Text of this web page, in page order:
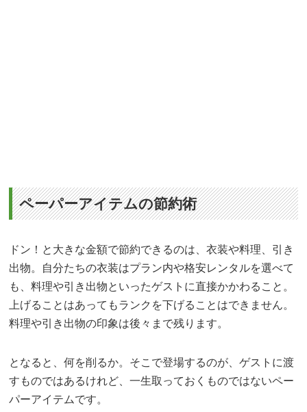
ペーパーアイテムの節約術
ドン！と大きな金額で節約できるのは、衣装や料理、引き
出物。自分たちの衣装はプラン内や格安レンタルを選べて
も、料理や引き出物といったゲストに直接かかわること。
上げることはあってもランクを下げることはできません。
料理や引き出物の印象は後々まで残ります。
となると、何を削るか。そこで登場するのが、ゲストに渡
すものではあるけれど、一生取っておくものではないペー
パーアイテムです。